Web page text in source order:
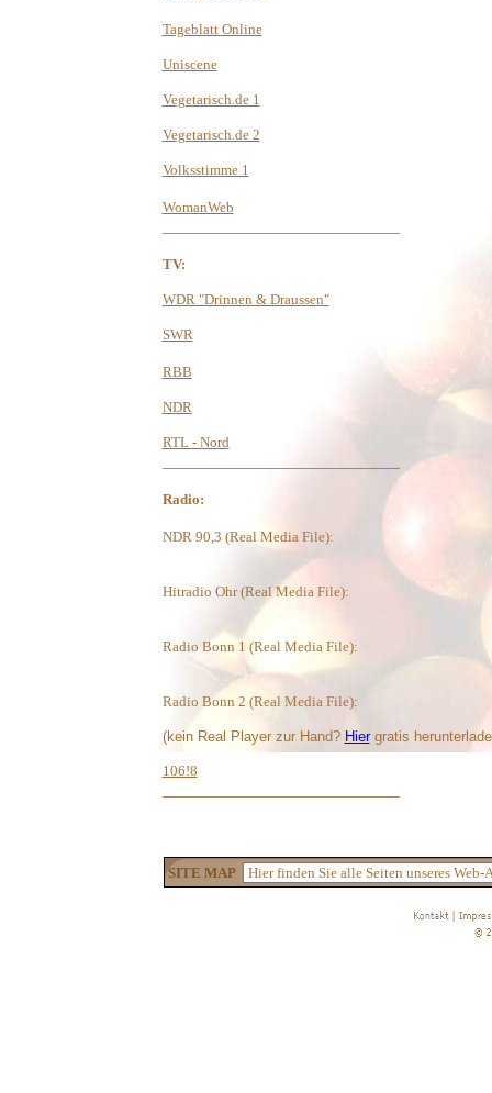
Tageblatt Online
Uniscene
Vegetarisch.de 1
Vegetarisch.de 2
Volksstimme 1
WomanWeb
TV:
WDR "Drinnen & Draussen"
SWR
RBB
NDR
RTL - Nord
Radio:
NDR 90,3 (Real Media File):
Hitradio Ohr (Real Media File):
Radio Bonn 1 (Real Media File):
Radio Bonn 2 (Real Media File):
(kein Real Player zur Hand? Hiergratis
106!8
SITE MAP